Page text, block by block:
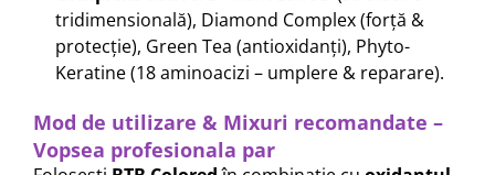
tridimensională), Diamond Complex (forță &
protecție), Green Tea (antioxidanți), Phyto-
Keratine (18 aminoacizi – umplere & reparare).
Mod de utilizare & Mixuri recomandate –
Vopsea profesionala par